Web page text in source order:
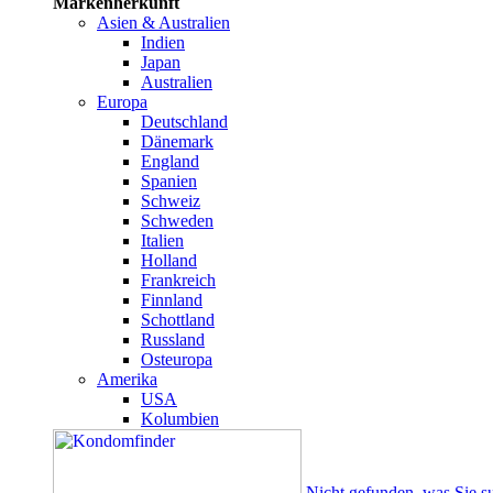
Asien & Australien
Indien
Japan
Australien
Europa
Deutschland
Dänemark
England
Spanien
Schweiz
Schweden
Italien
Holland
Frankreich
Finnland
Schottland
Russland
Osteuropa
Amerika
USA
Kolumbien